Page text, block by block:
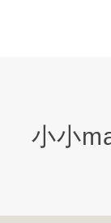
小小